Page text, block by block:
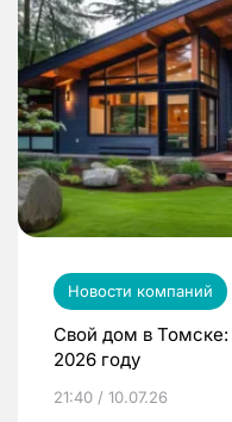
Новости компаний
Свой дом в Томске:
2026 году
21:40 / 10.07.26